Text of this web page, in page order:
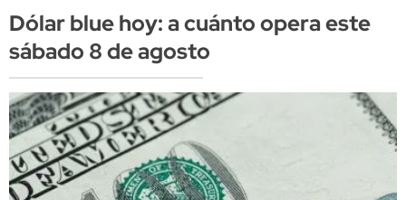
Dólar blue hoy: a cuánto opera este
sábado 8 de agosto